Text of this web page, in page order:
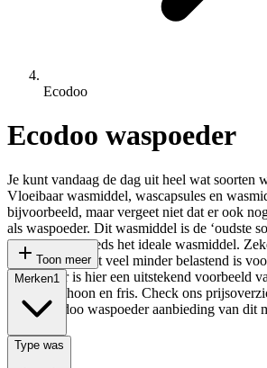
Ecodoo
Ecodoo waspoeder
Je kunt vandaag de dag uit heel wat soorten
Vloeibaar wasmiddel, wascapsules en
bijvoorbeeld, maar vergeet niet dat er ook
als waspoeder. Dit wasmiddel is de ‘oudste
mensen nog steeds het ideale wasmiddel.
waspoeder is dat veel minder belastend is
waspoeder is hier een uitstekend voorbeeld
stralend schoon en fris. Check ons
beste Ecodoo waspoeder aanbieding van dit
Toon meer
Merken1
Type was